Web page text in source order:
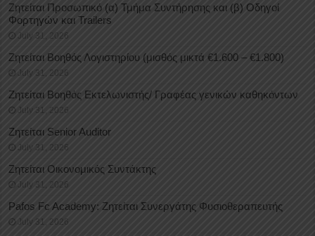
Ζητείται Προσωπικό (α) Τμήμα Συντήρησης και (β) Οδηγοί
Φορτηγών και Trailers
July 31, 2026
Ζητείται Βοηθός Λογιστηρίου (μισθός μικτά €1.600 – €1.800)
July 31, 2026
Ζητείται Βοηθός Εκτελωνιστής/ Γραφέας γενικών καθηκόντων
July 31, 2026
Ζητείται Senior Auditor
July 31, 2026
Ζητείται Οικονομικός Συντάκτης
July 31, 2026
Pafos Fc Academy: Ζητείται Συνεργάτης Φυσιοθεραπευτής
July 31, 2026